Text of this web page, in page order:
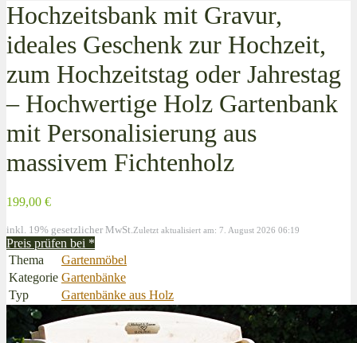
Hochzeitsbank mit Gravur,
ideales Geschenk zur Hochzeit,
zum Hochzeitstag oder Jahrestag
– Hochwertige Holz Gartenbank
mit Personalisierung aus
massivem Fichtenholz
199,00 €
inkl. 19% gesetzlicher MwSt. Zuletzt aktualisiert am: 7. August 2026 06:19
Preis prüfen bei *
Thema
Gartenmöbel
Kategorie Gartenbänke
Typ
Gartenbänke aus Holz